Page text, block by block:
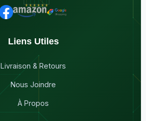
Liens Utiles
Livraison & Retours
Nous Joindre
À Propos